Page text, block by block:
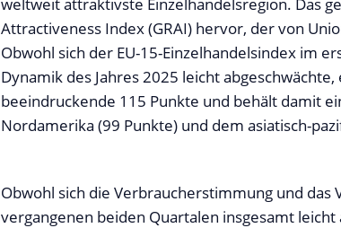
Attractiveness Index (GRAI) hervor, der von
Obwohl sich der EU-15-Einzelhandelsindex im
Dynamik des Jahres 2025 leicht
beeindruckende 115 Punkte und behält damit
Nordamerika (99 Punkte) und dem asiatisch-
Obwohl sich die Verbraucherstimmung und das
vergangenen beiden Quartalen insgesamt